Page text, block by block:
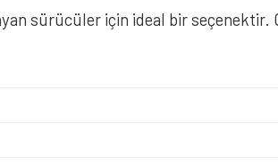
sürücüler için ideal bir seçenektir.